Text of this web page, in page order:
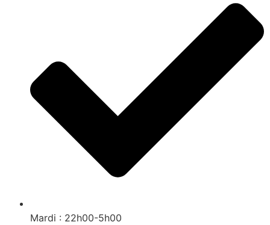
Mardi : 22h00-5h00